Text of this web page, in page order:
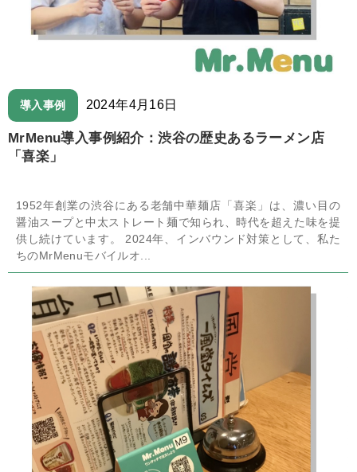
導入事例 2024年4月16日
MrMenu導入事例紹介：渋谷の歴史あるラーメン店
「喜楽」
1952年創業の渋谷にある老舗中華麺店「喜楽」は、濃い目の
醤油スープと中太ストレート麺で知られ、時代を超えた味を提
供し続けています。 2024年、インバウンド対策として、私た
ちのMrMenuモバイルオ...